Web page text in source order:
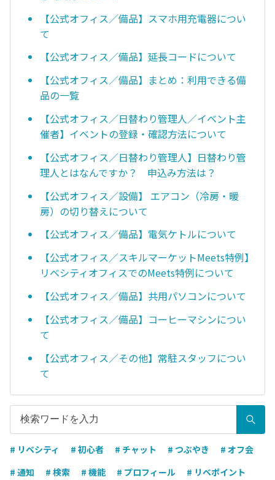
【公式オフィス／備品】スマホ用充電器につい
て
【公式オフィス／備品】延長コードについて
【公式オフィス／備品】まとめ：利用できる備
品の一覧
【公式オフィス／日替わり管理人／イベント主
催者】イベントの登録・確認方法について
【公式オフィス／日替わり管理人】日替わり管
理人とはなんですか？ 申込み方法は？
【公式オフィス／設備】 エアコン（冷房・暖
房）の切り替えについて
【公式オフィス／備品】電気ケトルについて
【公式オフィス／スキルマーケットMeets特例】
リベシティオフィスでのMeets特例について
【公式オフィス／備品】共用パソコンについて
【公式オフィス／備品】コーヒーマシンについ
て
【公式オフィス／その他】常駐スタッフについ
て
# リベシティ # 初心者 # チャット # つぶやき
# オフ会
# 通知
# 検索 # 機能 # プロフィール # リベポイント